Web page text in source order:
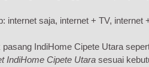
internet saja, internet + TV, internet
pasang IndiHome Cipete Utara
IndiHome Cipete Utara sesuai